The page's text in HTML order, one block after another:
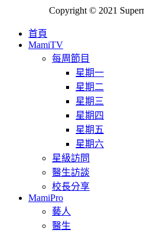
Copyright © 2021
首頁
MamiTV
每周節目
星期一
星期二
星期三
星期四
星期五
星期六
星級訪問
醫生訪談
校長分享
MamiPro
藝人
醫生